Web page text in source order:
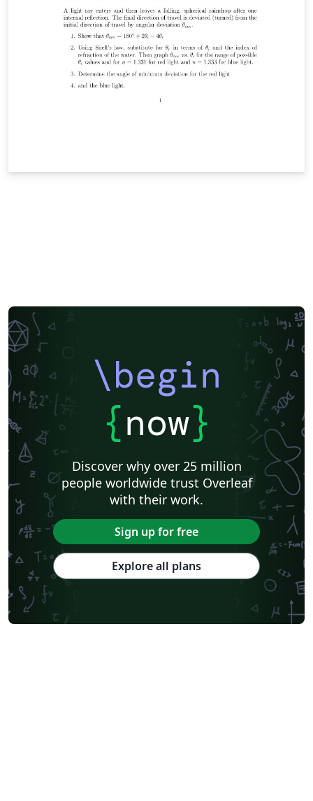
\begin
{now}
Discover why over 25 million
people worldwide trust Overleaf
with their work.
Sign up for free
Explore all plans